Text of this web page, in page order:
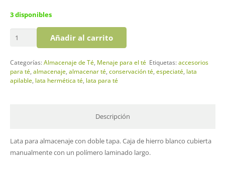
3 disponibles
Añadir al carrito
Categorías:Almacenaje de Té, Menaje para el té Etiquetas:accesorios
para té, almacenaje, almacenar té, conservación té, especiaté, lata
apilable, lata hermética té, lata para té
Descripción
Lata para almacenaje con doble tapa. Caja de hierro blanco cubierta
manualmente con un polímero laminado largo.